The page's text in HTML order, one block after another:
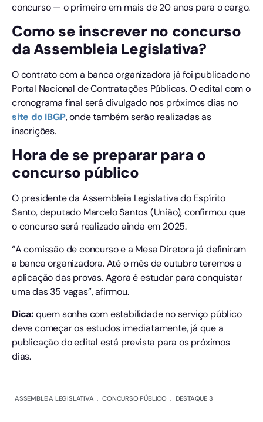
concurso — o primeiro em mais de 20 anos para o cargo.
Como se inscrever no concurso
da Assembleia Legislativa?
O contrato com a banca organizadora já foi publicado no
Portal Nacional de Contratações Públicas. O edital com o
cronograma final será divulgado nos próximos dias no
site do IBGP, onde também serão realizadas as
inscrições.
Hora de se preparar para o
concurso público
O presidente da Assembleia Legislativa do Espírito
Santo, deputado Marcelo Santos (União), confirmou que
o concurso será realizado ainda em 2025.
“A comissão de concurso e a Mesa Diretora já definiram
a banca organizadora. Até o mês de outubro teremos a
aplicação das provas. Agora é estudar para conquistar
uma das 35 vagas”, afirmou.
Dica:quem sonha com estabilidade no serviço público
deve começar os estudos imediatamente, já que a
publicação do edital está prevista para os próximos
dias.
ASSEMBLEIA LEGISLATIVA , CONCURSO PÚBLICO , DESTAQUE 3